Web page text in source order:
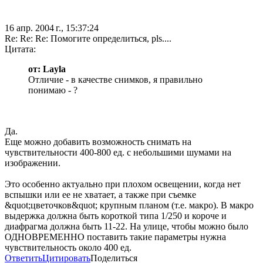
16 апр. 2004 г., 15:37:24
Re: Re: Re: Помогите определиться, pls....
Цитата:
от: Layla
Отличие - в качестве снимков, я правильно
понимаю - ?
Да.
Еще можно добавить возможность снимать на
чувствительности 400-800 ед. с небольшими шумами на
изображении.
Это особенно актуально при плохом освещении, когда нет
вспышки или ее не хватает, а также при съемке
&quot;цветочков&quot; крупным планом (т.е. макро). В макро
выдержка должна быть короткой типа 1/250 и короче и
диафрагма должна быть 11-22. На улице, чтобы можно было
ОДНОВРЕМЕННО поставить такие параметры нужна
чувствительность около 400 ед.
ОтветитьЦитироватьПоделиться